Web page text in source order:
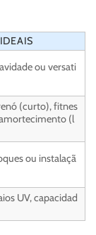
ou versati
(curto), fitnes
(l
ou instalaçã
UV, capacidad